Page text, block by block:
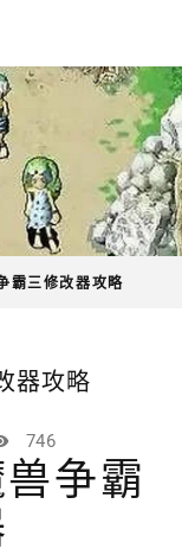
霸三修改器攻略
器攻略
746
争霸